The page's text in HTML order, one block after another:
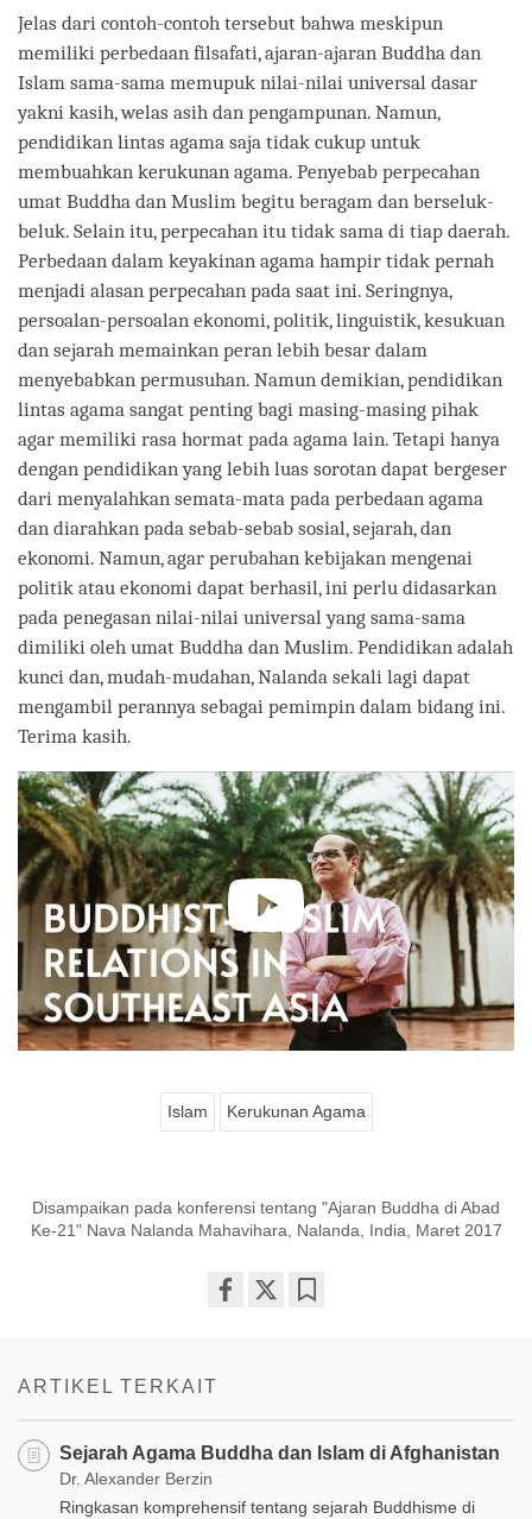
Jelas dari contoh-contoh tersebut bahwa meskipun
memiliki perbedaan filsafati, ajaran-ajaran Buddha dan
Islam sama-sama memupuk nilai-nilai universal dasar
yakni kasih, welas asih dan pengampunan. Namun,
pendidikan lintas agama saja tidak cukup untuk
membuahkan kerukunan agama. Penyebab perpecahan
umat Buddha dan Muslim begitu beragam dan berseluk-
beluk. Selain itu, perpecahan itu tidak sama di tiap daerah.
Perbedaan dalam keyakinan agama hampir tidak pernah
menjadi alasan perpecahan pada saat ini. Seringnya,
persoalan-persoalan ekonomi, politik, linguistik, kesukuan
dan sejarah memainkan peran lebih besar dalam
menyebabkan permusuhan. Namun demikian, pendidikan
lintas agama sangat penting bagi masing-masing pihak
agar memiliki rasa hormat pada agama lain. Tetapi hanya
dengan pendidikan yang lebih luas sorotan dapat bergeser
dari menyalahkan semata-mata pada perbedaan agama
dan diarahkan pada sebab-sebab sosial, sejarah, dan
ekonomi. Namun, agar perubahan kebijakan mengenai
politik atau ekonomi dapat berhasil, ini perlu didasarkan
pada penegasan nilai-nilai universal yang sama-sama
dimiliki oleh umat Buddha dan Muslim. Pendidikan adalah
kunci dan, mudah-mudahan, Nalanda sekali lagi dapat
mengambil perannya sebagai pemimpin dalam bidang ini.
Terima kasih.
Islam Kerukunan Agama
Disampaikan pada konferensi tentang "Ajaran Buddha di Abad
Ke-21" Nava Nalanda Mahavihara, Nalanda, India, Maret 2017
ARTIKEL TERKAIT
Sejarah Agama Buddha dan Islam di Afghanistan
Dr. Alexander Berzin
Ringkasan komprehensif tentang sejarah Buddhisme di